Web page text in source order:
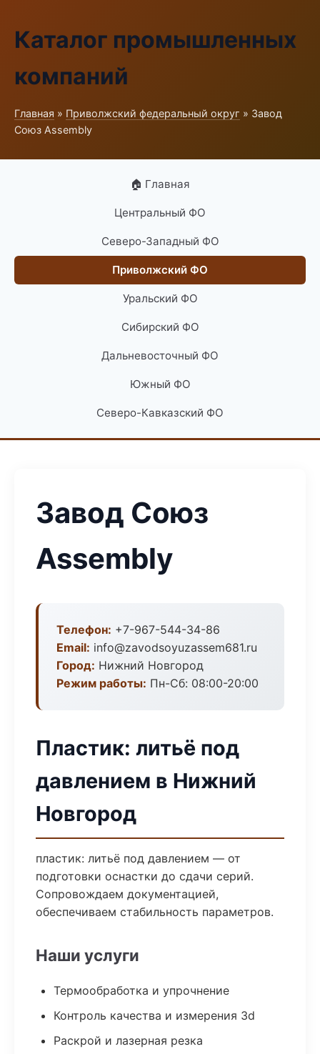
Каталог промышленных
компаний
Главная » Приволжский федеральный округ » Завод
Союз Assembly
🏠 Главная
Центральный ФО
Северо-Западный ФО
Приволжский ФО
Уральский ФО
Сибирский ФО
Дальневосточный ФО
Южный ФО
Северо-Кавказский ФО
Завод Союз
Assembly
Телефон: +7-967-544-34-86
Email: info@zavodsoyuzassem681.ru
Город: Нижний Новгород
Режим работы: Пн-Сб: 08:00-20:00
Пластик: литьё под
давлением в Нижний
Новгород
пластик: литьё под давлением — от
подготовки оснастки до сдачи серий.
Сопровождаем документацией,
обеспечиваем стабильность параметров.
Наши услуги
Термообработка и упрочнение
Контроль качества и измерения 3d
Раскрой и лазерная резка